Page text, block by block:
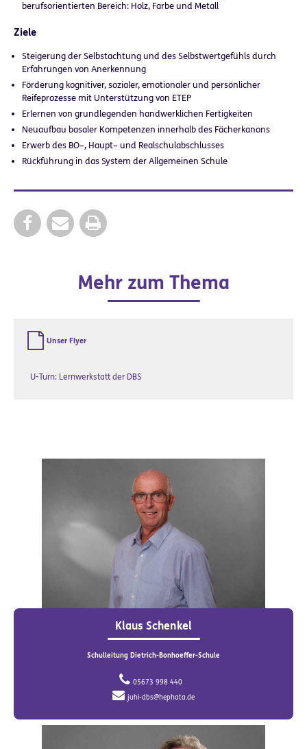
berufsorientierten Bereich: Holz, Farbe und Metall
Ziele
Steigerung der Selbstachtung und des Selbstwertgefühls durch
Erfahrungen von Anerkennung
Förderung kognitiver, sozialer, emotionaler und persönlicher
Reifeprozesse mit Unterstützung von ETEP
Erlernen von grundlegenden handwerklichen Fertigkeiten
Neuaufbau basaler Kompetenzen innerhalb des Fächerkanons
Erwerb des BO–, Haupt– und Realschulabschlusses
Rückführung in das System der Allgemeinen Schule
Mehr zum Thema
Unser Flyer
U-Turn: Lernwerkstatt der DBS
Klaus Schenkel
Schulleitung Dietrich-Bonhoeffer-Schule
05673 998 440
juhi-dbs@hephata.de